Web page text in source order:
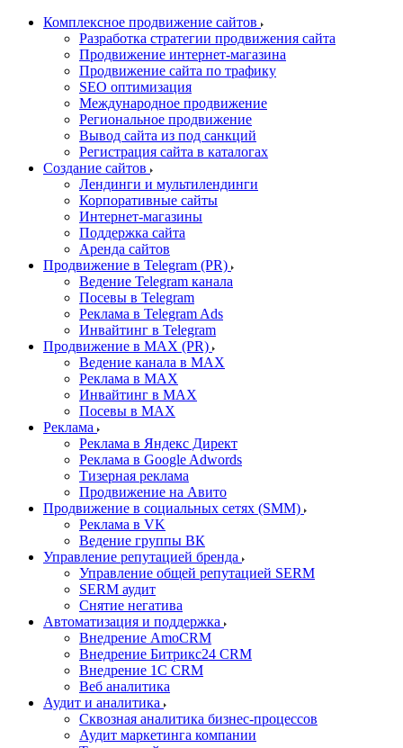
Комплексное продвижение сайтов
Разработка стратегии продвижения сайта
Продвижение интернет-магазина
Продвижение сайта по трафику
SEO оптимизация
Международное продвижение
Региональное продвижение
Вывод сайта из под санкций
Регистрация сайта в каталогах
Создание сайтов
Лендинги и мультилендинги
Корпоративные сайты
Интернет-магазины
Поддержка сайта
Аренда сайтов
Продвижение в Telegram (PR)
Ведение Telegram канала
Посевы в Telegram
Реклама в Telegram Ads
Инвайтинг в Telegram
Продвижение в MAX (PR)
Ведение канала в MAX
Реклама в MAX
Инвайтинг в MAX
Посевы в MAX
Реклама
Реклама в Яндекс Директ
Реклама в Google Adwords
Тизерная реклама
Продвижение на Авито
Продвижение в социальных сетях (SMM)
Реклама в VK
Ведение группы ВК
Управление репутацией бренда
Управление общей репутацией SERM
SERM аудит
Снятие негатива
Автоматизация и поддержка
Внедрение AmoCRM
Внедрение Битрикс24 CRM
Внедрение 1C CRM
Веб аналитика
Аудит и аналитика
Сквозная аналитика бизнес-процессов
Аудит маркетинга компании